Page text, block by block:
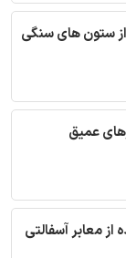
ستون های سنگی
عمیق
از معابر آسفالتی